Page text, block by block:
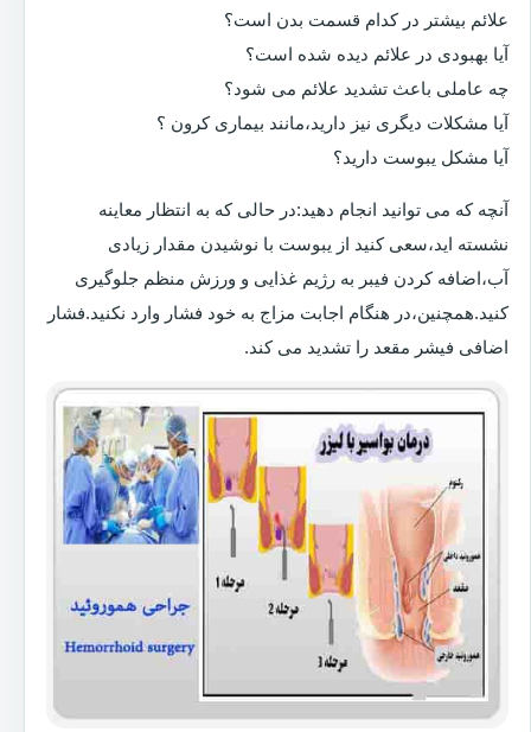
علائم بیشتر در کدام قسمت بدن است؟
آیا بهبودی در علائم دیده شده است؟
چه عاملی باعث تشدید علائم می شود؟
آیا مشکلات دیگری نیز دارید،مانند بیماری کرون ؟
آیا مشکل یبوست دارید؟
آنچه که می توانید انجام دهید:در حالی که به انتظار معاینه
نشسته اید،سعی کنید از یبوست با نوشیدن مقدار زیادی
آب،اضافه کردن فیبر به رژیم غذایی و ورزش منظم جلوگیری
کنید.همچنین،در هنگام اجابت مزاج به خود فشار وارد نکنید.فشار
اضافی فیشر مقعد را تشدید می کند.